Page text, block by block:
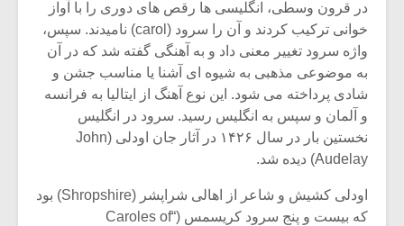
در قرون وسطی، انگلیسی ها رقص های دوری را با آواز
خوانی ترکیب کردند و آن را سرود (carol) نامیدند. سپس،
واژه سرود تغییر معنی داد و به آهنگی گفته شد که در آن
به موضوعی مذهبی به شیوه ای آشنا یا مناسب جشن و
شادی پرداخته می شود. این نوع آهنگ از ایتالیا به فرانسه
و آلمان و سپس به انگلیس رسید. سرود در انگلیس
نخستین بار در سال ۱۴۲۶ در آثار جان اودلی (John
Audelay) دیده شد.
اودلی کشیش و شاعر از اهالی شراپشر (Shropshire) بود
که بیست و پنج سرود کریسمس (“Caroles of